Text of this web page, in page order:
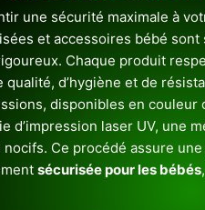
une sécurité maximale à
et accessoires bébé
Chaque produit
qualité, d’hygiène et de
disponibles en couleur
d’impression laser UV, une
Ce procédé assure
sécurisée pour les bébés